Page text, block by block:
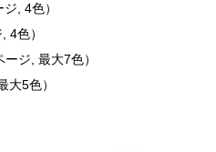
, 4色）
4色）
ジ, 最大7色）
大5色）